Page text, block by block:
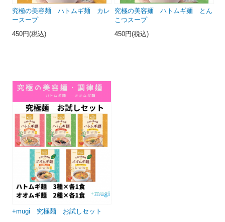
究極の美容麺 ハトムギ麺 カレ
ースープ
450円(税込)
究極の美容麺 ハトムギ麺 とん
こつスープ
450円(税込)
+mugi 究極麺 お試しセット